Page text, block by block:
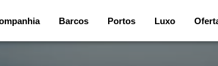
Barcos Portos Luxo